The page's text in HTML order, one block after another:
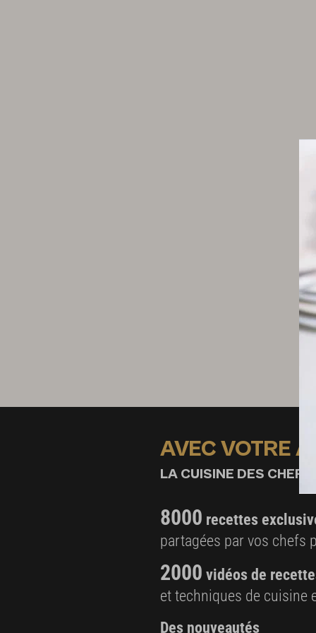
75 g de crémeux vanille (recette ci-dessus)
AVEC VOTRE
LA CUISINE DES
8000 recettes
partagées par vos chefs
2000 vidéos de
et techniques de cuisine
Des nouveautés